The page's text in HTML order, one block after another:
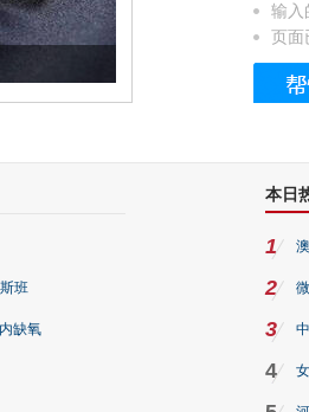
这个3.2米的长卷，还原
输入
页面
班
缺氧
本日
1
2
3
4